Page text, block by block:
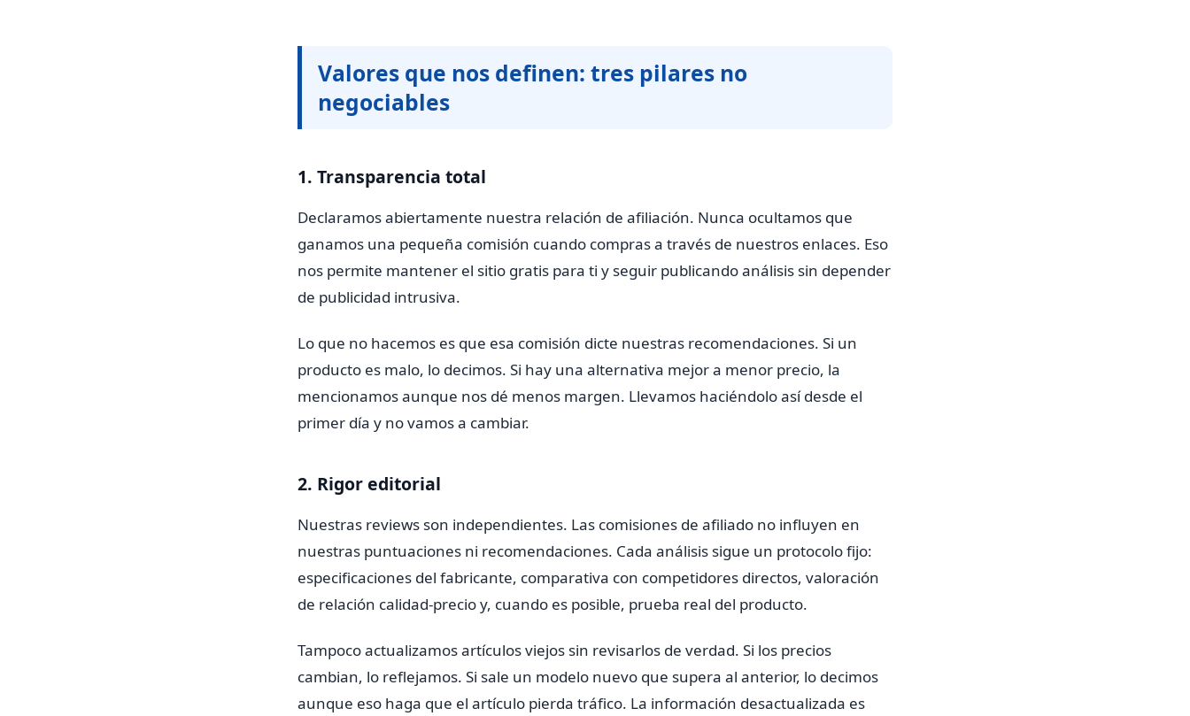
Valores que nos definen: tres pilares no
negociables
1. Transparencia total
Declaramos abiertamente nuestra relación de afiliación. Nunca ocultamos que
ganamos una pequeña comisión cuando compras a través de nuestros enlaces. Eso
nos permite mantener el sitio gratis para ti y seguir publicando análisis sin depender
de publicidad intrusiva.
Lo que no hacemos es que esa comisión dicte nuestras recomendaciones. Si un
producto es malo, lo decimos. Si hay una alternativa mejor a menor precio, la
mencionamos aunque nos dé menos margen. Llevamos haciéndolo así desde el
primer día y no vamos a cambiar.
2. Rigor editorial
Nuestras reviews son independientes. Las comisiones de afiliado no influyen en
nuestras puntuaciones ni recomendaciones. Cada análisis sigue un protocolo fijo:
especificaciones del fabricante, comparativa con competidores directos, valoración
de relación calidad-precio y, cuando es posible, prueba real del producto.
Tampoco actualizamos artículos viejos sin revisarlos de verdad. Si los precios
cambian, lo reflejamos. Si sale un modelo nuevo que supera al anterior, lo decimos
aunque eso haga que el artículo pierda tráfico. La información desactualizada es